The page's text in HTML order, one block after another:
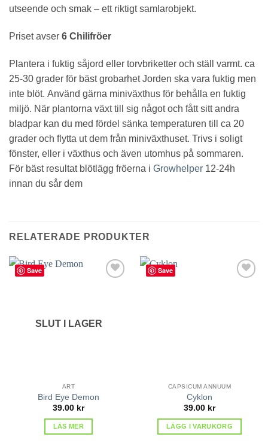
utseende och smak – ett riktigt samlarobjekt.
Priset avser 6 Chilifröer
Plantera i fuktig såjord eller torvbriketter och ställ varmt. ca
25-30 grader för bäst grobarhet Jorden ska vara fuktig men
inte blöt. Använd gärna miniväxthus för behålla en fuktig
miljö. När plantorna växt till sig något och fått sitt andra
bladpar kan du med fördel sänka temperaturen till ca 20
grader och flytta ut dem från miniväxthuset. Trivs i soligt
fönster, eller i växthus och även utomhus på sommaren.
För bäst resultat blötlägg fröerna i Growhelper 12-24h
innan du sår dem
RELATERADE PRODUKTER
Save
SLUT I LAGER
ART
Bird Eye Demon
39.00 kr
LÄS MER
Save
CAPSICUM ANNUUM
Cyklon
39.00 kr
LÄGG I VARUKORG